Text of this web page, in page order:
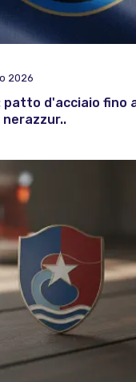
2026
patto d'acciaio fino